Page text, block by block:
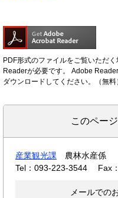
PDF形式のファイルをご覧いただ
Readerが必要です。
Adobe
ダウンロードしてください。（無料
このペー
産業観光課
農林水産係
Tel：093-223-3544
Fax
メールでの